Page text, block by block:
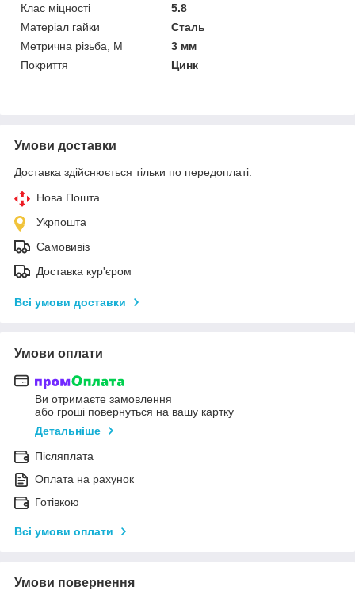
Клас міцності
5.8
Матеріал гайки
Сталь
Метрична різьба, М
3 мм
Покриття
Цинк
Умови доставки
Доставка здійснюється тільки по передоплаті.
Нова Пошта
Укрпошта
Самовивіз
Доставка кур'єром
Всі умови доставки
Умови оплати
Ви отримаєте замовлення
або гроші повернуться на вашу картку
Детальніше
Післяплата
Оплата на рахунок
Готівкою
Всі умови оплати
Умови повернення